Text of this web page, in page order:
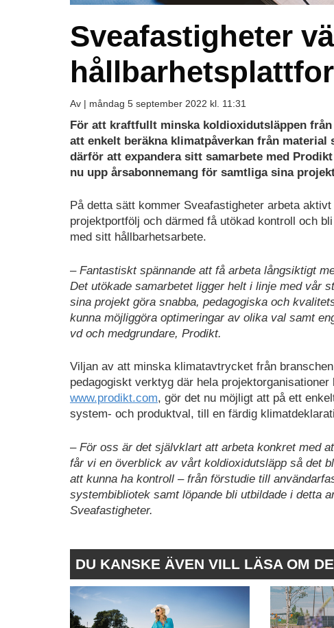
Sveafastigheter
Av | måndag 5 september 2022 kl. 11:31
För att kraftfullt minska koldioxidutsläppen
att enkelt beräkna klimatpåverkan från material
därför att expandera sitt samarbete med
nu upp årsabonnemang för samtliga sina
På detta sätt kommer Sveafastigheter arbeta
projektportfölj och därmed få utökad kontroll och
med sitt hållbarhetsarbete.
– Fantastiskt spännande att få arbeta långsiktigt
Det utökade samarbetet ligger helt i linje med vår
sina projekt göra snabba, pedagogiska och
kunna möjliggöra optimeringar av olika val samt
vd och medgrundare, Prodikt.
Viljan av att minska klimatavtrycket från
pedagogiskt verktyg där hela
www.prodikt.com, gör det nu möjligt att på ett
system- och produktval, till en färdig
– För oss är det självklart att arbeta konkret med
får vi en överblick av vårt koldioxidutsläpp så det
att kunna ha kontroll – från förstudie till
systembibliotek samt löpande bli utbildade i detta
Sveafastigheter.
DU KANSKE ÄVEN VILL LÄSA OM